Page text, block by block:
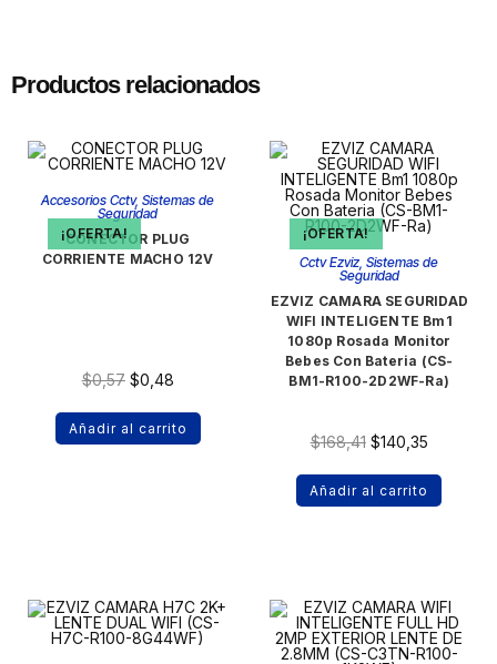
Productos relacionados
¡OFERTA!
Accesorios Cctv,Sistemas de
Seguridad
CONECTOR PLUG
CORRIENTE MACHO 12V
$0,57 $0,48
Añadir al carrito
¡OFERTA!
Cctv Ezviz,Sistemas de
Seguridad
EZVIZ CAMARA SEGURIDAD
WIFI INTELIGENTE Bm1
1080p Rosada Monitor
Bebes Con Bateria (CS-
BM1-R100-2D2WF-Ra)
$168,41 $140,35
Añadir al carrito